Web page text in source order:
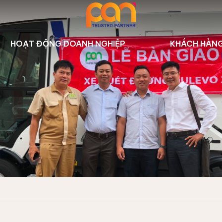
thị | Dulevo
| Nilfisk
| Hbarber
rác trên sông
lý rác | STG
HOẠT ĐỘNG DOANH NGHIỆP
Sự kiện công ty
Hoạt động đào tạo
Thư viện
KHÁCH
Dự án tiêu
Khách